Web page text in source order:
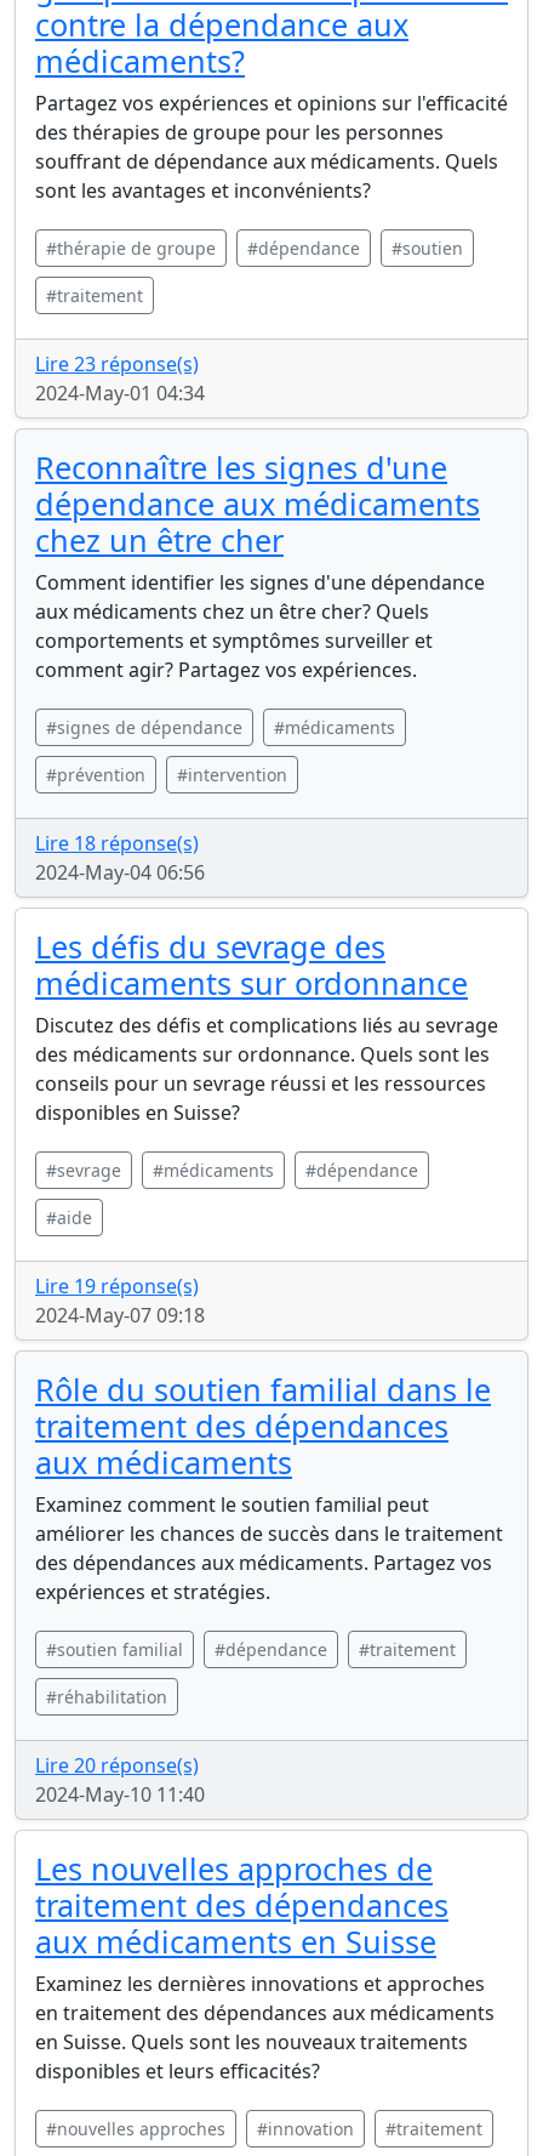
contre la dépendance aux
médicaments?
Partagez vos expériences et opinions sur l'efficacité
des thérapies de groupe pour les personnes
souffrant de dépendance aux médicaments. Quels
sont les avantages et inconvénients?
#thérapie de groupe #dépendance #soutien
#traitement
Lire 23 réponse(s)
2024-May-01 04:34
Reconnaître les signes d'une
dépendance aux médicaments
chez un être cher
Comment identifier les signes d'une dépendance
aux médicaments chez un être cher? Quels
comportements et symptômes surveiller et
comment agir? Partagez vos expériences.
#signes de dépendance #médicaments
#prévention #intervention
Lire 18 réponse(s)
2024-May-04 06:56
Les défis du sevrage des
médicaments sur ordonnance
Discutez des défis et complications liés au sevrage
des médicaments sur ordonnance. Quels sont les
conseils pour un sevrage réussi et les ressources
disponibles en Suisse?
#sevrage #médicaments #dépendance
#aide
Lire 19 réponse(s)
2024-May-07 09:18
Rôle du soutien familial dans le
traitement des dépendances
aux médicaments
Examinez comment le soutien familial peut
améliorer les chances de succès dans le traitement
des dépendances aux médicaments. Partagez vos
expériences et stratégies.
#soutien familial #dépendance #traitement
#réhabilitation
Lire 20 réponse(s)
2024-May-10 11:40
Les nouvelles approches de
traitement des dépendances
aux médicaments en Suisse
Examinez les dernières innovations et approches
en traitement des dépendances aux médicaments
en Suisse. Quels sont les nouveaux traitements
disponibles et leurs efficacités?
#nouvelles approches #innovation #traitement